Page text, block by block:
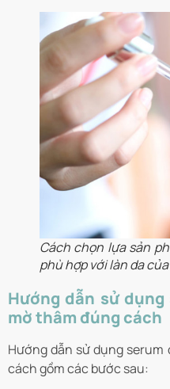
Cách chọn lựa sản
phù hợp với làn da
Hướng dẫn sử
mờ thâm đúng cách
Hướng dẫn sử dụng
cách gồm các bước sau: